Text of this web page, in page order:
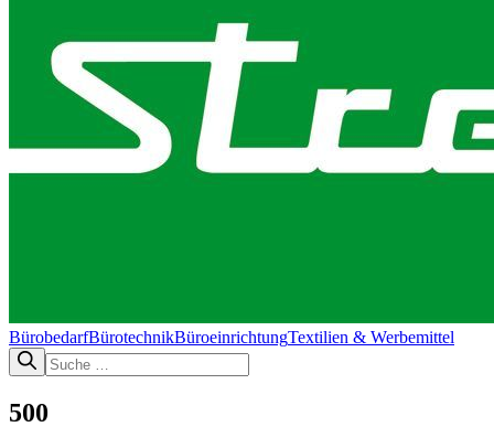
BürobedarfBürotechnik​BüroeinrichtungTextilien & Werbemittel
500